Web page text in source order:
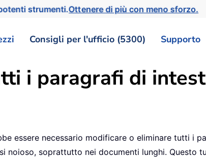
strumenti.Ottenere di più con meno sforzo.
Consigli per l'ufficio (5300) Supporto
i paragrafi di
essere necessario modificare o eliminare tutti i
noioso, soprattutto nei documenti lunghi.